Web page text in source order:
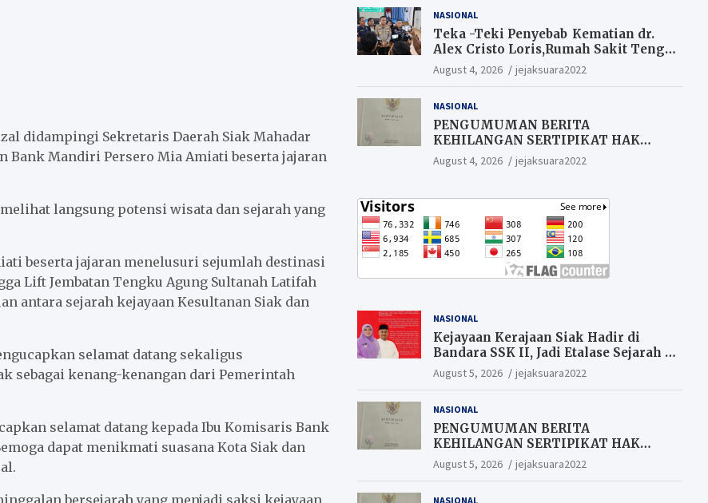
didampingi Sekretaris Daerah Siak Mahadar
Bank Mandiri Persero Mia Amiati beserta jajaran
langsung potensi wisata dan sejarah yang
beserta jajaran menelusuri sejumlah destinasi
Lift Jembatan Tengku Agung Sultanah Latifah
antara sejarah kejayaan Kesultanan Siak dan
selamat datang sekaligus
sebagai kenang-kenangan dari Pemerintah
selamat datang kepada Ibu Komisaris Bank
dapat menikmati suasana Kota Siak dan
NASIONAL
Teka -Teki Penyebab Kematian dr.
Alex Cristo Loris,Rumah Sakit Tengku
Rafian Siak Terjawab Sudah Hasil
Penyelidikan Menyatakan Korban
satu Penyebabnya Diduga utang
pinjaman online
August 4, 2026 jejaksuara2022
NASIONAL
PENGUMUMAN BERITA
KEHILANGAN SERTIPIKAT HAK
MILIK (SHM).
August 4, 2026 jejaksuara2022
NASIONAL
Kejayaan Kerajaan Siak Hadir di
Bandara SSK II, Jadi Etalase Sejarah di
Gerbang Riau
August 5, 2026 jejaksuara2022
NASIONAL
PENGUMUMAN BERITA
KEHILANGAN SERTIPIKAT HAK
MILIK (SHM).
August 5, 2026 jejaksuara2022
NASIONAL